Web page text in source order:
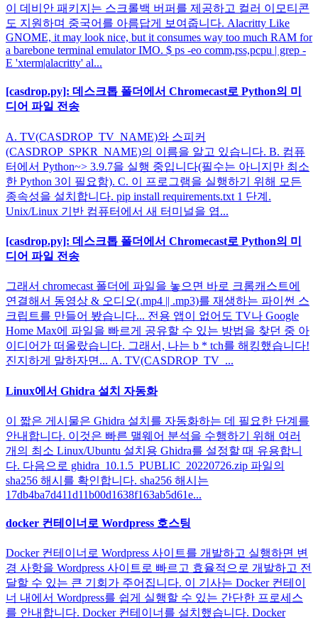
이 데비안 패키지는 스크롤백 버퍼를 제공하고 컬러 이모티콘
도 지원하며 중국어를 아름답게 보여줍니다. Alacritty Like
GNOME, it may look nice, but it consumes way too much RAM for
a barebone terminal emulator IMO. $ ps -eo comm,rss,pcpu | grep -
E 'xterm|alacritty' al...
[casdrop.py]: 데스크톱 폴더에서 Chromecast로 Python의 미
디어 파일 전송
A. TV(CASDROP_TV_NAME)와 스피커
(CASDROP_SPKR_NAME)의 이름을 알고 있습니다. B. 컴퓨
터에서 Python~> 3.9.7을 실행 중입니다(필수는 아니지만 최소
한 Python 3이 필요함). C. 이 프로그램을 실행하기 위해 모든
종속성을 설치합니다. pip install requirements.txt 1 단계.
Unix/Linux 기반 컴퓨터에서 새 터미널을 엽...
[casdrop.py]: 데스크톱 폴더에서 Chromecast로 Python의 미
디어 파일 전송
그래서 chromecast 폴더에 파일을 놓으면 바로 크롬캐스트에
연결해서 동영상 & 오디오(.mp4 || .mp3)를 재생하는 파이썬 스
크립트를 만들어 봤습니다... 전용 앱이 없어도 TV나 Google
Home Max에 파일을 빠르게 공유할 수 있는 방법을 찾던 중 아
이디어가 떠올랐습니다. 그래서, 나는 b * tch를 해킹했습니다!
진지하게 말하자면... A. TV(CASDROP_TV_...
Linux에서 Ghidra 설치 자동화
이 짧은 게시물은 Ghidra 설치를 자동화하는 데 필요한 단계를
안내합니다. 이것은 빠른 맬웨어 분석을 수행하기 위해 여러
개의 최소 Linux/Ubuntu 설치용 Ghidra를 설정할 때 유용합니
다. 다음으로 ghidra_10.1.5_PUBLIC_20220726.zip 파일의
sha256 해시를 확인합니다. sha256 해시는
17db4ba7d411d11b00d1638f163ab5d61e...
docker 컨테이너로 Wordpress 호스팅
Docker 컨테이너로 Wordpress 사이트를 개발하고 실행하면 변
경 사항을 Wordpress 사이트로 빠르고 효율적으로 개발하고 전
달할 수 있는 큰 기회가 주어집니다. 이 기사는 Docker 컨테이
너 내에서 Wordpress를 쉽게 실행할 수 있는 간단한 프로세스
를 안내합니다. Docker 컨테이너를 설치했습니다. Docker